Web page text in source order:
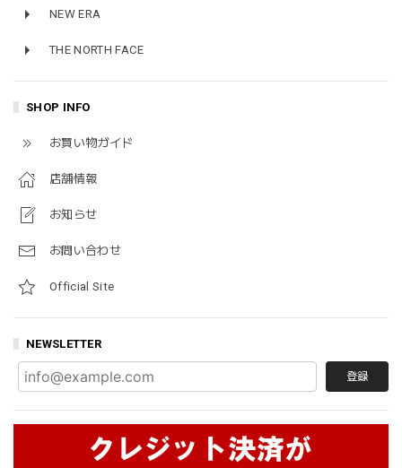
NEW ERA
THE NORTH FACE
SHOP INFO
お買い物ガイド
店舗情報
お知らせ
お問い合わせ
Official Site
NEWSLETTER
登録